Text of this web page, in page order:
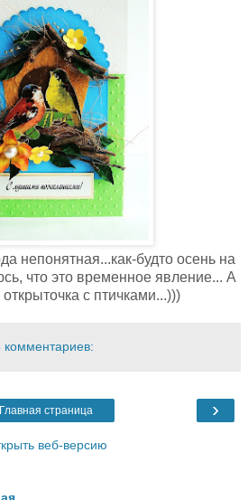
непонятная...как-будто осень на
что это временное явление... А
с птичками...)))
комментариев:
›
Главная страница
веб-версию